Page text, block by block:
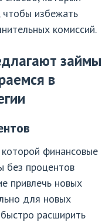
избежать
комиссий.
займы
в
финансовые
без процентов
привлечь новых
для новых
расширить